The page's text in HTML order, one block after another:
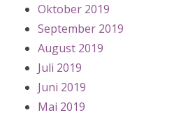
Oktober 2019
September 2019
August 2019
Juli 2019
Juni 2019
Mai 2019